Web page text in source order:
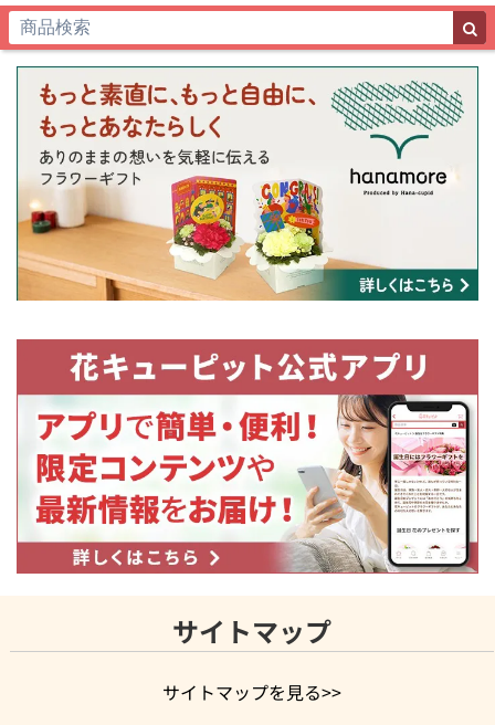
サイトマップ
サイトマップを見る>>